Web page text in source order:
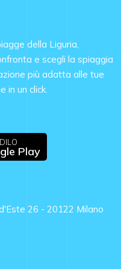
della Liguria,
e scegli la spiaggia
più adatta alle tue
in un click.
Play
26 - 20122 Milano